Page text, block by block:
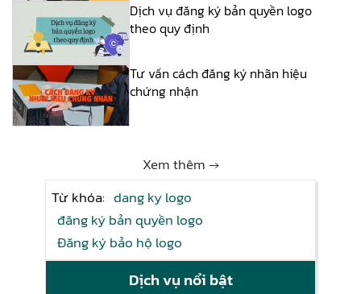
Dịch vụ đăng ký bản quyền logo
theo quy định
Tư vấn cách đăng ký nhãn hiệu
chứng nhận
Xem thêm →
Từ khóa: dang ky logo
đăng ký bản quyền logo
Đăng ký bảo hộ logo
Dịch vụ nổi bật